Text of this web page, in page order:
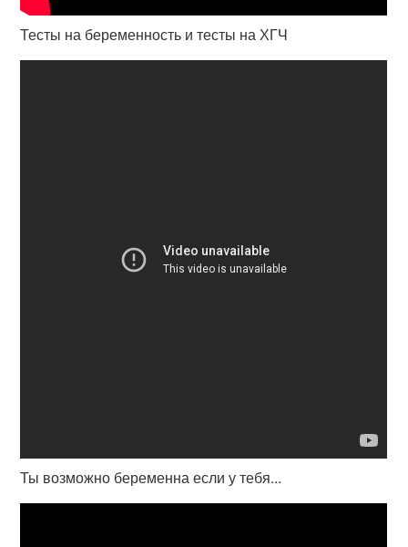
Тесты на беременность и тесты на ХГЧ
Ты возможно беременна если у тебя...